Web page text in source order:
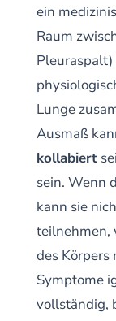
ein
Raum
Lunge
Ausmaß
kollabiert
sein. Wenn
kann sie
teilnehmen,
des
Symptome
vollständig,